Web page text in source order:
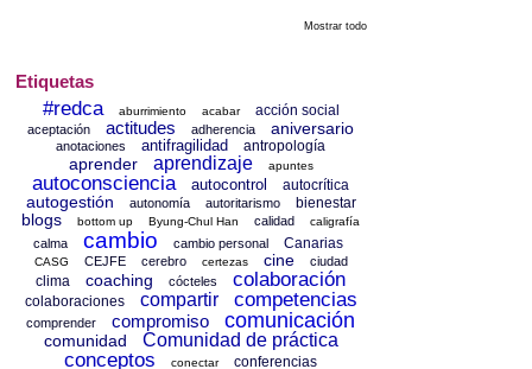
Mostrar todo
Etiquetas
#redca aburrimiento acabar acción social
aceptación actitudes adherencia aniversario
anotaciones antifragilidad antropología
aprender aprendizaje apuntes
autoconsciencia autocontrol autocrítica
autogestión autonomía autoritarismo bienestar
blogs bottom up Byung-Chul Han calidad caligrafía
calma cambio cambio personal Canarias
CASG CEJFE cerebro certezas cine ciudad
clima coaching cócteles colaboración
colaboraciones compartir competencias
comprender compromiso comunicación
comunidad Comunidad de práctica
conceptos conectar conferencias